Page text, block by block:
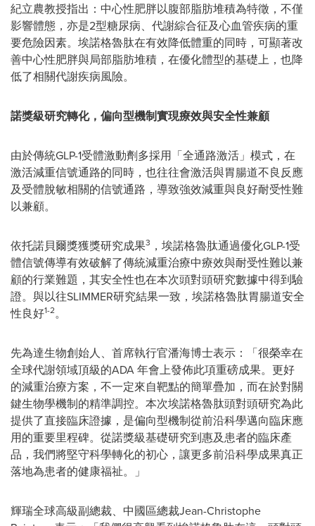
紀立農教授指出：中心性肥胖以腹部脂肪堆積為特徵，不僅
影響體態，亦是2型糖尿病、代謝綜合征及心血管疾病的重
要危險因素。埃諾格魯肽在有效降低體重的同時，可顯著改
善中心性肥胖與局部脂肪堆積，在優化體型的基礎上，也降
低了相關代謝疾病風險。
諾獎級研究轉化，偏向型機制實現療效與安全性兼顧
由於傳統GLP-1受體激動劑多採用「全通路激活」模式，在
激活減重信號通路的同時，也往往會激活與胃腸道不良反應
及受體脫敏相關的信號通路，導致強效減重與良好耐受性難
以兼顧。
依托諾貝爾獎獲獎研究成果3 ，埃諾格魯肽通過優化GLP-1受
體信號傳導有效破解了傳統減重治療中療效與耐受性難以兼
顧的行業難題，其安全性也在本次頭對頭研究數據中得到驗
證。與以往SLIMMER研究結果一致，埃諾格魯肽胃腸道安全
性良好1-2。
先為達生物創始人、首席執行官潘海博士表示：「很榮幸在
全球代謝領域頂級的ADA 年會上發佈此項重磅成果。更好
的減重治療方案，不一定來自靶點的簡單疊加，而在於對關
鍵生物學機制的精準調控。本次埃諾格魯肽頭對頭研究為此
提供了直接臨床證據，是偏向型機制從前沿科學邁向臨床應
用的重要里程碑。從諾獎級基礎研究到惠及患者的臨床產
品，我們將堅守科學轉化的初心，讓更多前沿科學成果真正
落地為患者的健康福祉。」
輝瑞全球高級副總裁、中國區總裁Jean-Christophe